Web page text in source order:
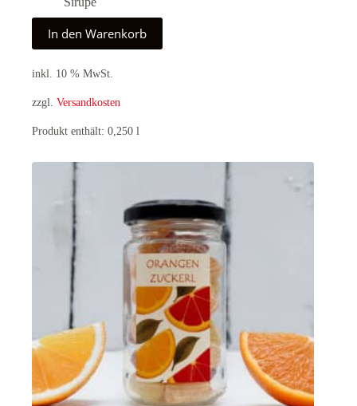
In den Warenkorb
inkl. 10 % MwSt.
zzgl. Versandkosten
Produkt enthält: 0,250 l